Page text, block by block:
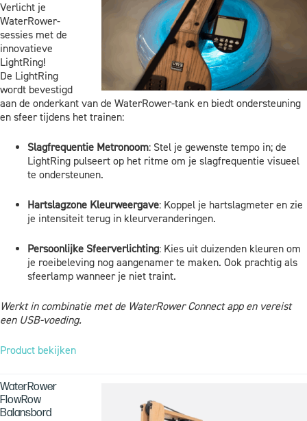
Verlicht je
WaterRower-
sessies met de
innovatieve
LightRing!
De LightRing
wordt bevestigd
aan de onderkant van de WaterRower-tank en biedt ondersteuning
en sfeer tijdens het trainen:
Slagfrequentie Metronoom: Stel je gewenste tempo in; de
LightRing pulseert op het ritme om je slagfrequentie visueel
te ondersteunen.
Hartslagzone Kleurweergave: Koppel je hartslagmeter en zie
je intensiteit terug in kleurveranderingen.
Persoonlijke Sfeerverlichting: Kies uit duizenden kleuren om
je roeibeleving nog aangenamer te maken. Ook prachtig als
sfeerlamp wanneer je niet traint.
Werkt in combinatie met de WaterRower Connect app en vereist
een USB-voeding.
Product bekijken
WaterRower
FlowRow
Balansbord